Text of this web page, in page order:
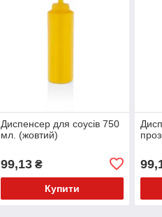
Диспенсер для соусів 750
мл. (жовтий)
99,13₴
Купити